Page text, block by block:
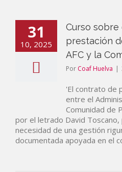
31
10, 2025
Curso
prestación
AFC y la
Por Coaf Huelva |
'El contrato de
entre el
Comunidad de
por el letrado David Toscano,
necesidad de una gestión
documentada apoyada en el